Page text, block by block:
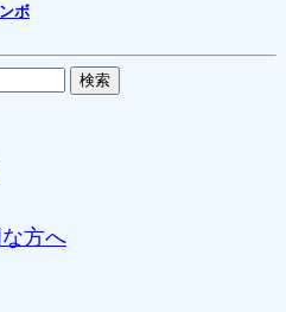
ボ
方へ